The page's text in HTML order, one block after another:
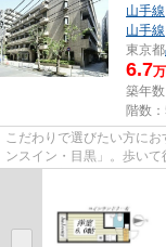
山手線
山手線
東京都
6.7
築年
階数
こだわりで選びたい方に
ンスイン・目黒」。歩い